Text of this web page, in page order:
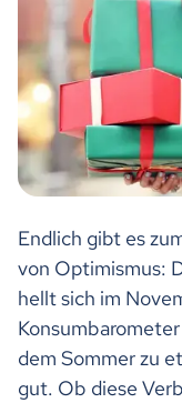
Endlich gibt es
von Optimismus:
hellt sich im
dem Sommer zu
gut. Ob diese